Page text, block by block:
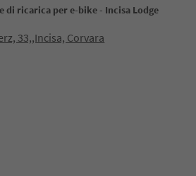
di ricarica per e-bike - Incisa Lodge
33,,Incisa, Corvara